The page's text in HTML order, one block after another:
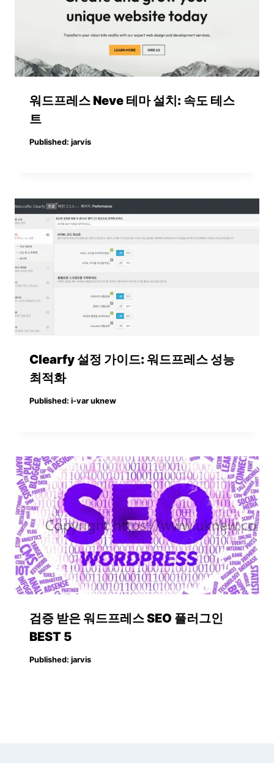
워드프레스 Neve 테마 설치: 속도 테스
트
Published: jarvis
Clearfy 설정 가이드: 워드프레스 성능
최적화
Published: i-var uknew
검증 받은 워드프레스 SEO 플러그인
BEST 5
Published: jarvis